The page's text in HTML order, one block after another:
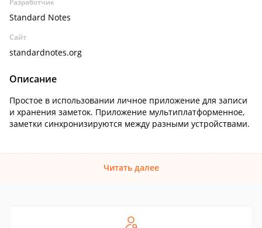
Разработчик
Standard Notes
Сайт
standardnotes.org
Описание
Простое в использовании личное приложение для записи
и хранения заметок. Приложение мультиплатформенное,
заметки синхронизируются между разными устройствами.
Читать далее